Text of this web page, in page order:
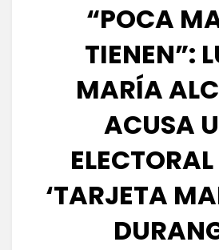
“POCA
TIENEN”:
MARÍA
ACUSA
‘TARJETA